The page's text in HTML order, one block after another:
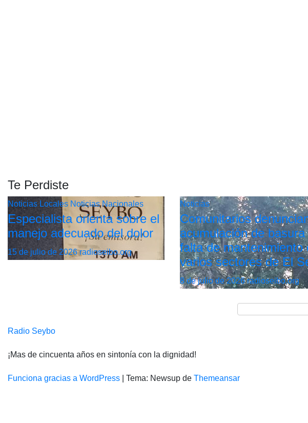
Te Perdiste
Noticias Locales Noticias Nacionales
Especialista orienta sobre el
manejo adecuado del dolor
15 de julio de 2026radioseibo.org
Noticias
Comunitarios
acumulación de basura
falta de mantenimiento
varios sectores de El
8 de julio de 2026radioseibo.org
Radio Seybo
¡Mas de cincuenta años en sintonía con la dignidad!
Funciona gracias a WordPress Tema: Newsup de Themeansar